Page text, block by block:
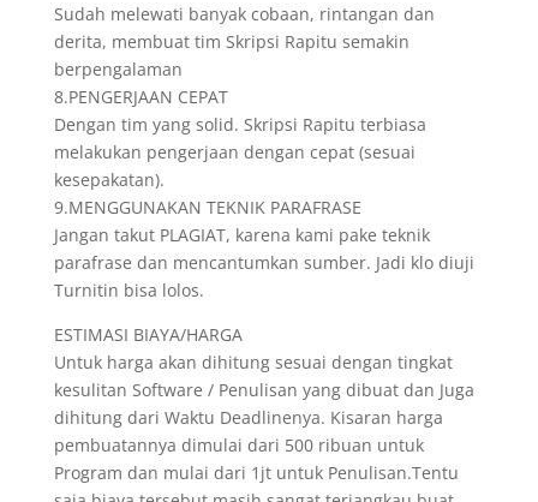
Sudah melewati banyak cobaan, rintangan dan
derita, membuat tim Skripsi Rapitu semakin
berpengalaman
8.PENGERJAAN CEPAT
Dengan tim yang solid. Skripsi Rapitu terbiasa
melakukan pengerjaan dengan cepat (sesuai
kesepakatan).
9.MENGGUNAKAN TEKNIK PARAFRASE
Jangan takut PLAGIAT, karena kami pake teknik
parafrase dan mencantumkan sumber. Jadi klo diuji
Turnitin bisa lolos.
ESTIMASI BIAYA/HARGA
Untuk harga akan dihitung sesuai dengan tingkat
kesulitan Software / Penulisan yang dibuat dan Juga
dihitung dari Waktu Deadlinenya. Kisaran harga
pembuatannya dimulai dari 500 ribuan untuk
Program dan mulai dari 1jt untuk Penulisan.Tentu